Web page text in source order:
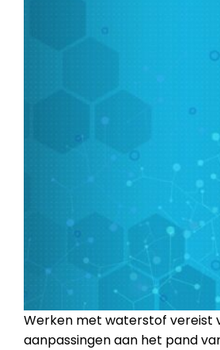
Werken met waterstof vereist
aanpassingen aan het pand